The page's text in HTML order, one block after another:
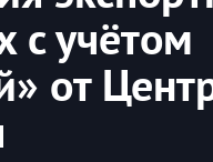
с учётом
от